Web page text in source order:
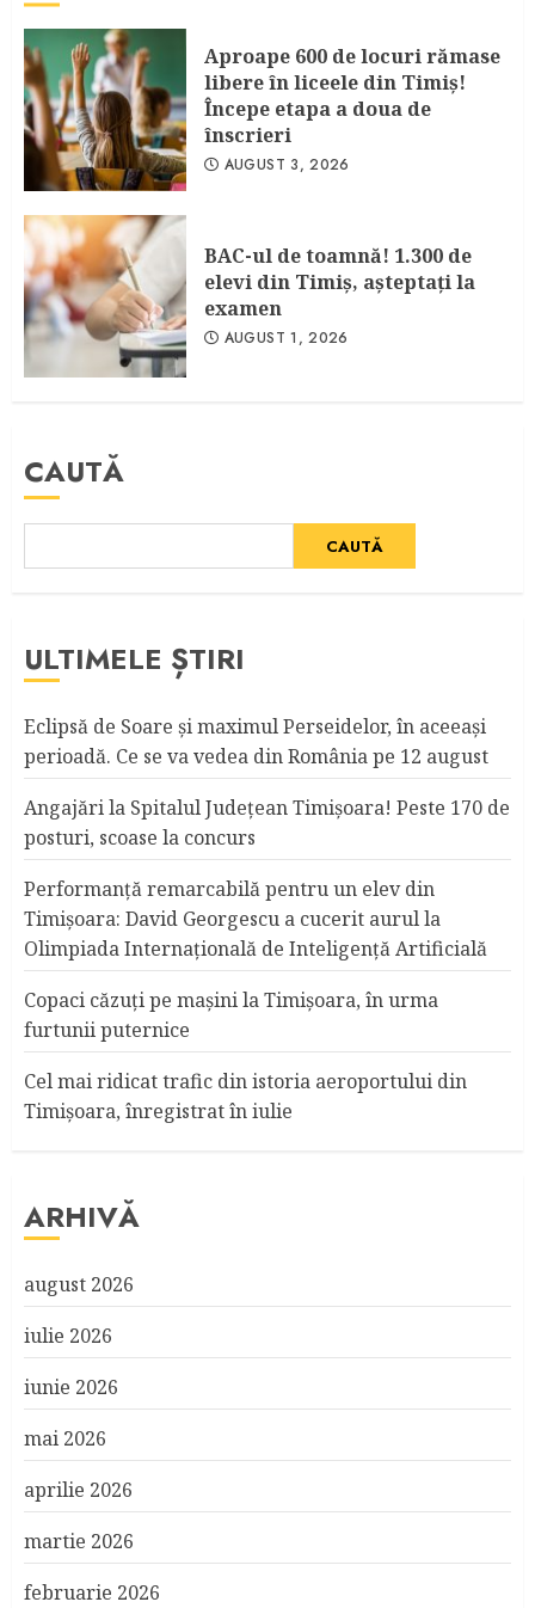
Aproape 600 de locuri rămase
libere în liceele din Timiş!
Începe etapa a doua de
înscrieri
AUGUST 3, 2026
BAC-ul de toamnă! 1.300 de
elevi din Timiş, aşteptaţi la
examen
AUGUST 1, 2026
CAUTĂ
CAUTĂ
ULTIMELE ȘTIRI
Eclipsă de Soare și maximul Perseidelor, în aceeași
perioadă. Ce se va vedea din România pe 12 august
Angajări la Spitalul Judeţean Timişoara! Peste 170 de
posturi, scoase la concurs
Performanță remarcabilă pentru un elev din
Timișoara: David Georgescu a cucerit aurul la
Olimpiada Internațională de Inteligență Artificială
Copaci căzuţi pe maşini la Timişoara, în urma
furtunii puternice
Cel mai ridicat trafic din istoria aeroportului din
Timişoara, înregistrat în iulie
ARHIVĂ
august 2026
iulie 2026
iunie 2026
mai 2026
aprilie 2026
martie 2026
februarie 2026